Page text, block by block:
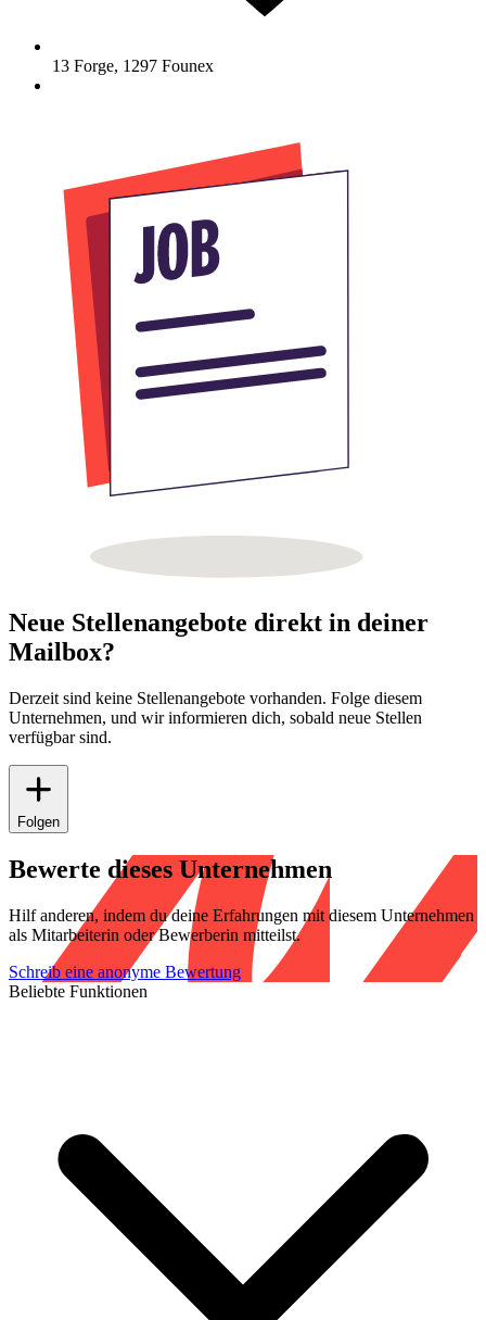
13 Forge, 1297 Founex
Neue Stellenangebote direkt in deiner
Mailbox?
Derzeit sind keine Stellenangebote vorhanden. Folge diesem
Unternehmen, und wir informieren dich, sobald neue Stellen
verfügbar sind.
Folgen
Bewerte dieses Unternehmen
Hilf anderen, indem du deine Erfahrungen mit diesem Unternehmen
als Mitarbeiterin oder Bewerberin mitteilst.
Schreib eine anonyme Bewertung
Beliebte Funktionen